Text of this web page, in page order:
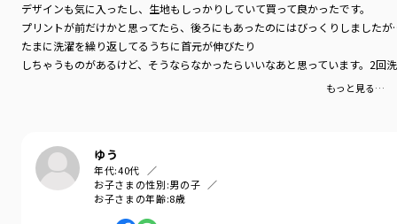
デザインも気に入ったし、生地もしっかりしていて買って良かったです。
プリントが前だけかと思ってたら、後ろにもあったのにはびっくりしました
たまに洗濯を繰り返してるうちに首元が伸びたり
しちゃうものがあるけど、そうならなかったらいいなあと思っています。2回
もっと見る…
ゆう
年代:40代
お子さまの性別:男の子
お子さまの年齢:8歳